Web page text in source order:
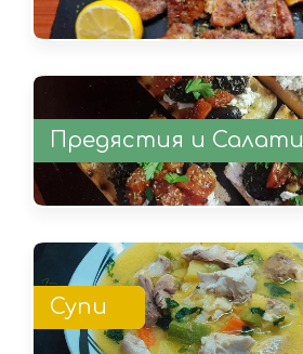
Предястия и Салати
Супи